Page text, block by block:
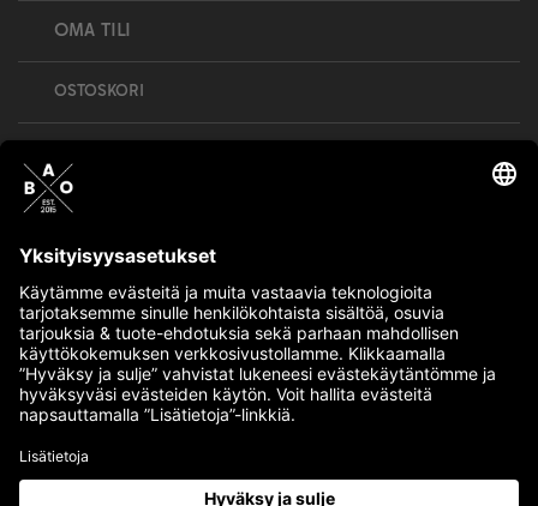
OMA TILI
OSTOSKORI
Bull’s All Out is social – follow us and show
your passion!
BULLMENTULA.FI